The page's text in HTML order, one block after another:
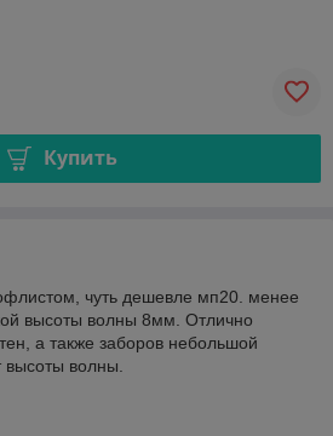
Купить
чуть дешевле мп20. менее
высоты волны 8мм. Отлично
а также заборов небольшой
высоты волны.